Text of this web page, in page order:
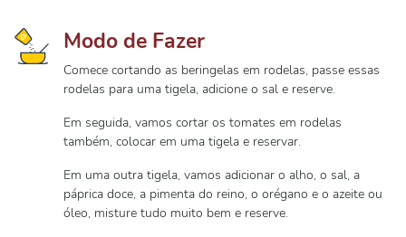
Modo de Fazer
Comece cortando as beringelas em rodelas, passe essas
rodelas para uma tigela, adicione o sal e reserve.
Em seguida, vamos cortar os tomates em rodelas
também, colocar em uma tigela e reservar.
Em uma outra tigela, vamos adicionar o alho, o sal, a
páprica doce, a pimenta do reino, o orégano e o azeite ou
óleo, misture tudo muito bem e reserve.